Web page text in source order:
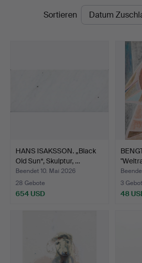
Welcome to take a look at the
some of the artists who are part of
EndpreiseSortieren
HANS ISAKSSON. „Black
Old Sun“, Skulptur, …
Beendet 10. Mai 2026
28 Gebote
654 USD
3
48